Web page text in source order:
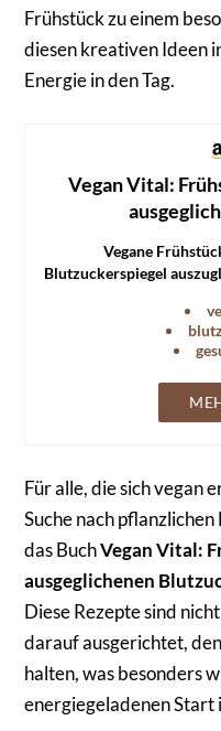
Frühstück zu einem
diesen kreativen Ideen
Energie in den Tag.
Vegan Vital:
Vegane
Blutzuckerspiegel
Für alle, die sich vegan
Suche nach
das BuchVegan Vital:
ausgeglichenen
Diese Rezepte sind
darauf ausgerichtet,
halten, was besonders
energiegeladenen Start